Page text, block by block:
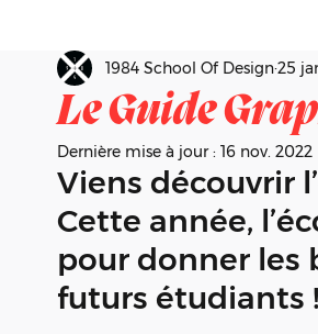
VIE D'EQUIPE ÉVÈNEMENTS
Le Guide
1984 School Of Design25
Dernière mise à jour : 16 nov. 2022
Viens découvrir
Cette année,
pour donner les
futurs étudiants !